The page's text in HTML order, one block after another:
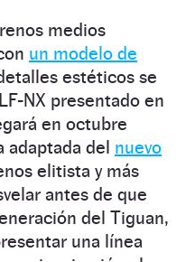
medios
un modelo de
estéticos se
NX presentado en
en octubre
adaptada del nuevo
elitista y más
antes de que
del Tiguan,
una línea